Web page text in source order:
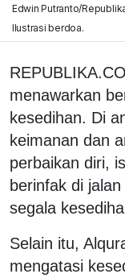
Edwin Putranto/
Ilustrasi berdoa.
menawarkan
kesedihan. Di
keimanan dan
perbaikan diri,
berinfak di
segala
Selain itu,
mengatasi